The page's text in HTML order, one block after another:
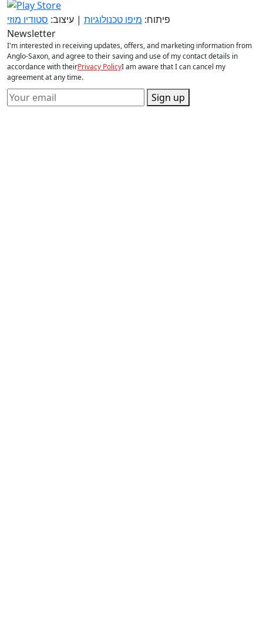
פיתוח: מיפו טכנולוגיות | עיצוב: סטודיו מוזי
Newsletter
I'm interested in receiving updates, offers, and marketing information from
Anglo-Saxon, and agree to their saving and use of my contact details in
accordance with theirPrivacy PolicyI am aware that I can cancel my
agreement at any time.
Sign up